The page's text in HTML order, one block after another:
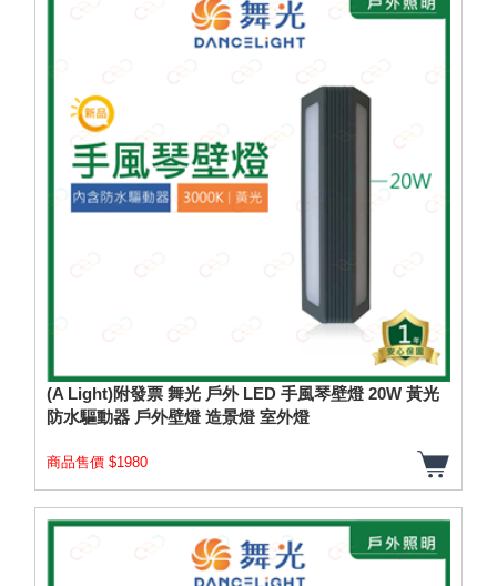
(A Light)附發票 舞光 戶外 LED 手風琴壁燈 20W 黃光
防水驅動器 戶外壁燈 造景燈 室外燈
商品售價 $1980